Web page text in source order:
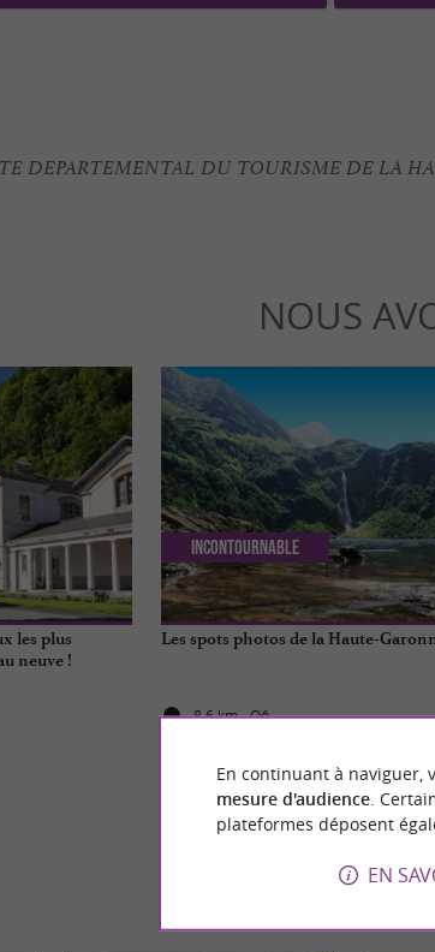
DEPARTEMENTAL DU TOURISME DE LA
NOUS
les plus
neuve !
Les spots photos de la Haute-
8,6 km - Oô
Incontournable
En continuant à naviguer,
mesure d'audience.
plateformes déposent
EN